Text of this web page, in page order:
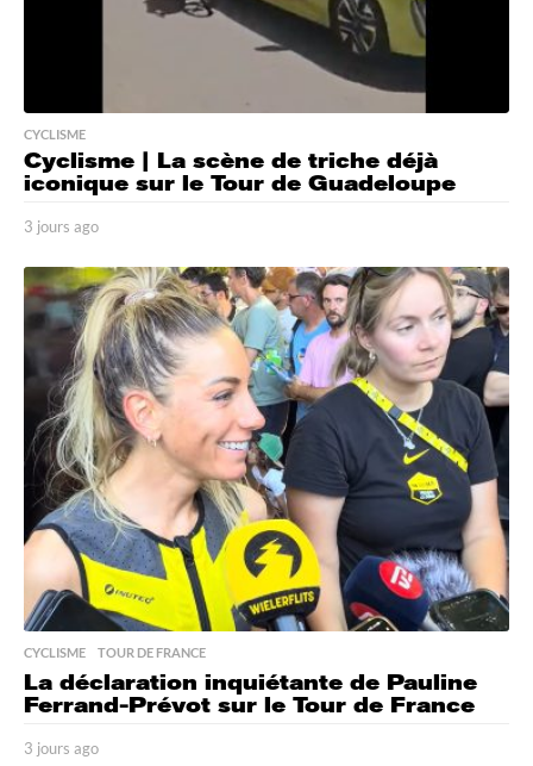
CYCLISME
Cyclisme | La scène de triche déjà
iconique sur le Tour de Guadeloupe
3 jours ago
o
u
r
s
a
g
o
CYCLISME ,TOUR DE FRANCE
La déclaration inquiétante de Pauline
Ferrand-Prévot sur le Tour de France
3 jours ago